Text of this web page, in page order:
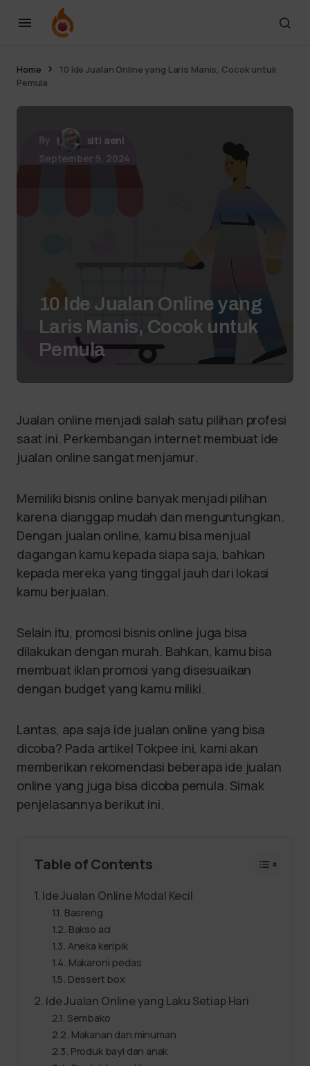
Home
10 Ide Jualan Online yang Laris Manis, Cocok untuk
Pemula
By
siti aeni
September 9, 2024
10 Ide Jualan Online yang
Laris Manis, Cocok untuk
Pemula
Jualan online menjadi salah satu pilihan profesi
saat ini. Perkembangan internet membuat ide
jualan online sangat menjamur.
Memiliki bisnis online banyak menjadi pilihan
karena dianggap mudah dan menguntungkan.
Dengan jualan online, kamu bisa menjual
dagangan kamu kepada siapa saja, bahkan
kepada mereka yang tinggal jauh dari lokasi
kamu berjualan.
Selain itu, promosi bisnis online juga bisa
dilakukan dengan murah. Bahkan, kamu bisa
membuat iklan promosi yang disesuaikan
dengan budget yang kamu miliki.
Lantas, apa saja ide jualan online yang bisa
dicoba? Pada artikel Tokpee ini, kami akan
memberikan rekomendasi beberapa ide jualan
online yang juga bisa dicoba pemula. Simak
penjelasannya berikut ini.
Table of Contents
Ide Jualan Online Modal Kecil
Basreng
Bakso aci
Aneka keripik
Makaroni pedas
Dessert box
Ide Jualan Online yang Laku Setiap Hari
Sembako
Makanan dan minuman
Produk bayi dan anak